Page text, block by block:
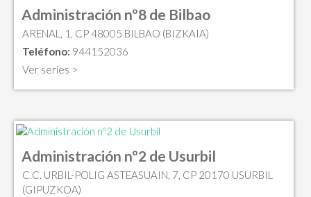
Administración nº8 de Bilbao
ARENAL, 1, CP 48005 BILBAO (BIZKAIA)
Teléfono: 944152036
Ver series >
Administración nº2 de Usurbil
C.C. URBIL-POLIG ASTEASUAIN, 7, CP 20170 USURBIL
(GIPUZKOA)